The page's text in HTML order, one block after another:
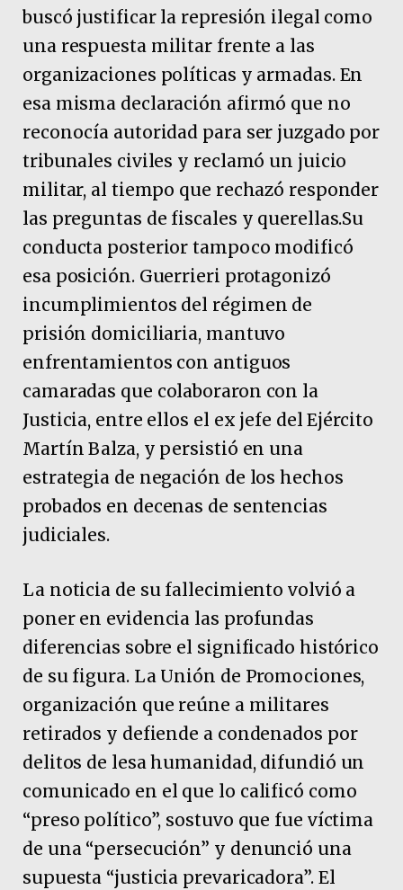
buscó justificar la represión ilegal como
una respuesta militar frente a las
organizaciones políticas y armadas. En
esa misma declaración afirmó que no
reconocía autoridad para ser juzgado por
tribunales civiles y reclamó un juicio
militar, al tiempo que rechazó responder
las preguntas de fiscales y querellas.Su
conducta posterior tampoco modificó
esa posición. Guerrieri protagonizó
incumplimientos del régimen de
prisión domiciliaria, mantuvo
enfrentamientos con antiguos
camaradas que colaboraron con la
Justicia, entre ellos el ex jefe del Ejército
Martín Balza, y persistió en una
estrategia de negación de los hechos
probados en decenas de sentencias
judiciales.
La noticia de su fallecimiento volvió a
poner en evidencia las profundas
diferencias sobre el significado histórico
de su figura. La Unión de Promociones,
organización que reúne a militares
retirados y defiende a condenados por
delitos de lesa humanidad, difundió un
comunicado en el que lo calificó como
“preso político”, sostuvo que fue víctima
de una “persecución” y denunció una
supuesta “justicia prevaricadora”. El